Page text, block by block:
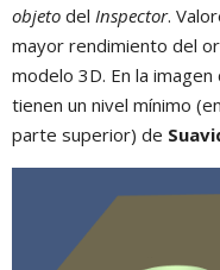
objeto del Inspector.
mayor rendimiento del
modelo 3D. En la
tienen un nivel mínimo
parte superior) de